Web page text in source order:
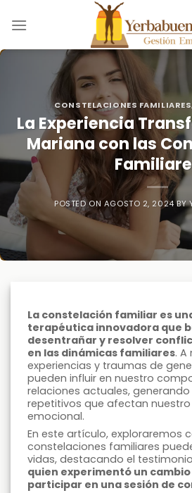
CONSTELACIONES FAMILIARES
La Experiencia
Mariana con las
POSTED ON AGOSTO 2, 2024BY
La constelación familiar es
terapéutica innovadora que
desentrañar y resolver
en las dinámicas familiares. A
experiencias y traumas de
pueden influir en nuestro
relaciones actuales,
repetitivos que afectan
emocional.
En este artículo, exploraremos
constelaciones familiares
vidas, destacando el
quien experimentó un
participar en una sesión de